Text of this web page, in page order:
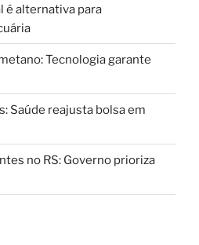
é alternativa para
Tecnologia garante
Saúde reajusta bolsa em
no RS: Governo prioriza